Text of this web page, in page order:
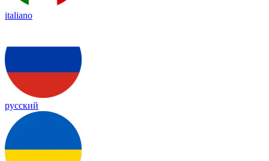
italiano
русский